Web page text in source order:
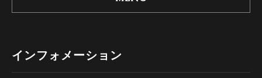
インフォメーション